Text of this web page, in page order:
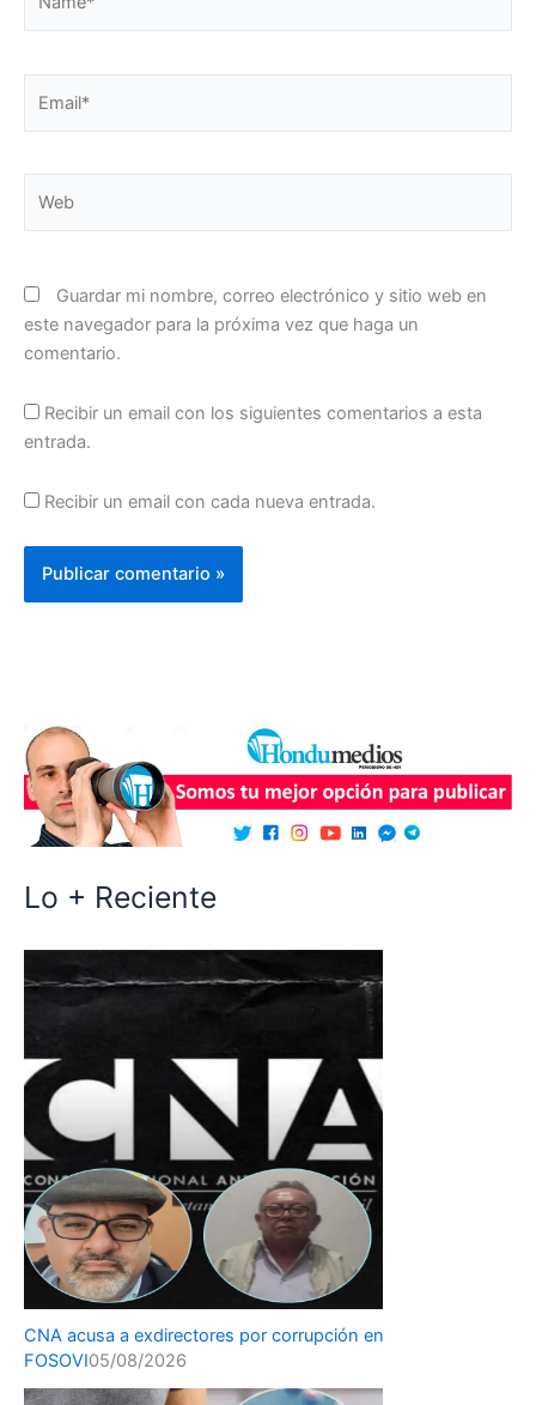
Guardar mi nombre, correo electrónico y sitio web en
este navegador para la próxima vez que haga un
comentario.
Recibir un email con los siguientes comentarios a esta
entrada.
Recibir un email con cada nueva entrada.
Lo + Reciente
CNA acusa a exdirectores por corrupción en
FOSOVI05/08/2026